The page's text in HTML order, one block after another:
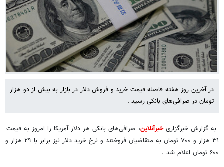
در آخرین روز هفته فاصله قیمت خرید و فروش دلار در بازار به بیش از دو هزار
تومان در صرافی‌های بانکی رسید .
به گزارش خبرگزاریخبرآنلاین، صرافی‌های بانکی هر دلار آمریکا را امروز به قیمت
۳۱ هزار و ۷۰۰ تومان به متقاضیان فروختند و نرخ خرید دلار نیز برابر با ۲۹ هزار و
۶۰۰ تومان اعلام شد .